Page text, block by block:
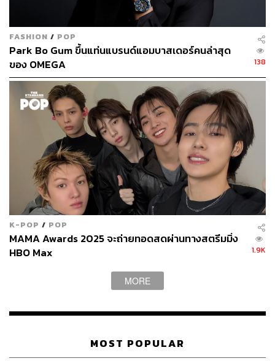
Photo: @ParkBoGum_PC /Twitter
และพิเศษสำหรับแฟนๆ ในประเทศญี่ปุ่น หรือใครที่กำลังจะ
เดินทางไปญี่ปุ่นช่วงวันที่ 20-24 มีนาคมนี้ อย่าลืมแวะไปเยี่ยม
ชมป๊อปอัพสโตร์ของ พัคโบกอม บริเวณชิบูยะ ซึ่งมีทั้งหมด 2
ชั้น โดยจะแบ่งเป็นโซนสำหรับจำหน่ายซิงเกิลและ
นิทรรศการให้แฟนๆ ได้ชมข้าวของเครื่องใช้ที่ปรากฏอยู่ในมิ
“ผมดีใจที่ได้ทักทายแฟนๆ ชาวญี่ปุ่นด้วยซิงเกิลซีดีของผม ซึ่ง
ผ่านเสียงเพลงครับ ผมจะทำให้ดีที่สุดเพื่อให้ทุกคนได้เห็นด้าน
FASHION / POP
Park Bo Gum ขึ้นแท่นแบรนด์แอมบาสเดอร์คนล่าสุด
ของ OMEGA
138
K-POP / POP
MAMA Awards 2025 จะถ่ายทอดสดผ่านทางสตรีมมิ่ง
HBO Max
1.9K
MORE
MOST POPULAR